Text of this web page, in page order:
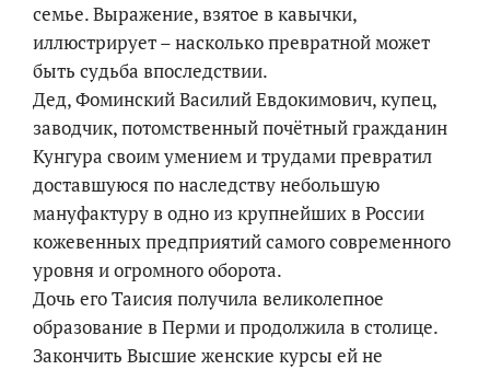
семье. Выражение, взятое в кавычки,
иллюстрирует – насколько превратной может
быть судьба впоследствии.
Дед, Фоминский Василий Евдокимович, купец,
заводчик, потомственный почётный гражданин
Кунгура своим умением и трудами превратил
доставшуюся по наследству небольшую
мануфактуру в одно из крупнейших в России
кожевенных предприятий самого современного
уровня и огромного оборота.
Дочь его Таисия получила великолепное
образование в Перми и продолжила в столице.
Закончить Высшие женские курсы ей не